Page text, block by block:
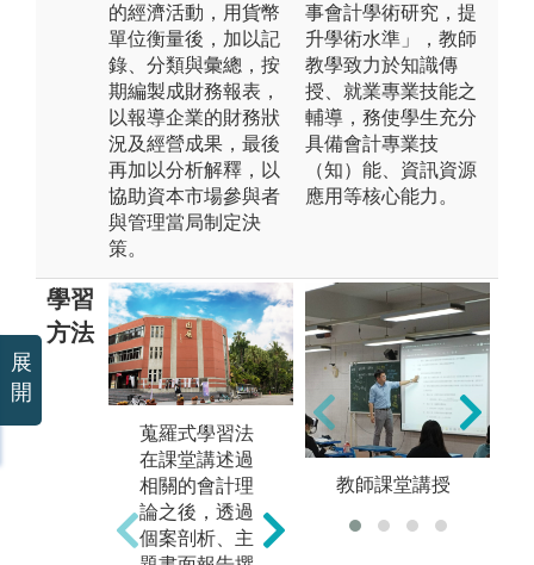
的經濟活動，用貨幣
單位衡量後，加以記
錄、分類與彙總，按
期編製成財務報表，
以報導企業的財務狀
況及經營成果，最後
再加以分析解釋，以
協助資本市場參與者
與管理當局制定決
策。
事會計學術研究，提
升學術水準」，教師
教學致力於知識傳
授、就業專業技能之
輔導，務使學生充分
具備會計專業技
（知）能、資訊資源
應用等核心能力。
學習
方法
蒐羅式學習法
在課堂講述過
相關的會計理
論之後，透過
個案剖析、主
分組式學習法
課堂上常常會
有即時問答與
討論，透過與
教師課堂講授
展
開